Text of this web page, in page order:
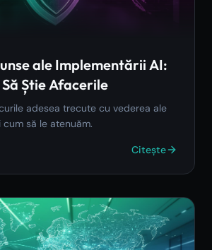
ale Implementării AI:
Știe Afacerile
adesea trecute cu vederea ale
să le atenuăm.
Citește